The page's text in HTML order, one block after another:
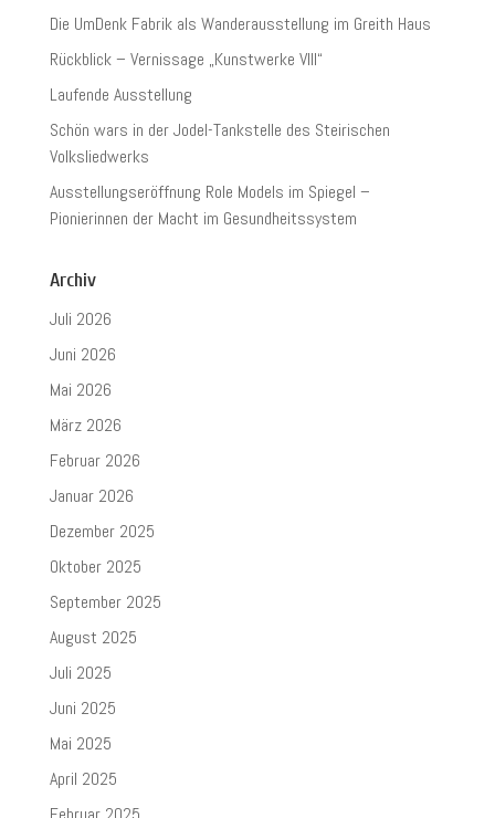
Die UmDenk Fabrik als Wanderausstellung im Greith Haus
Rückblick – Vernissage „Kunstwerke VIII“
Laufende Ausstellung
Schön wars in der Jodel-Tankstelle des Steirischen
Volksliedwerks
Ausstellungseröffnung Role Models im Spiegel –
Pionierinnen der Macht im Gesundheitssystem
Archiv
Juli 2026
Juni 2026
Mai 2026
März 2026
Februar 2026
Januar 2026
Dezember 2025
Oktober 2025
September 2025
August 2025
Juli 2025
Juni 2025
Mai 2025
April 2025